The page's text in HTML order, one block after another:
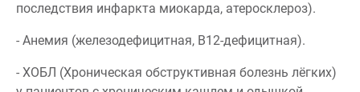
последствия инфаркта миокарда, атеросклероз).
- Анемия (железодефицитная, В12-дефицитная).
- ХОБЛ (Хроническая обструктивная болезнь лёгких)